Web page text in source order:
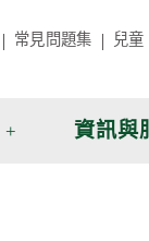
常見問題集 兒童
資訊與